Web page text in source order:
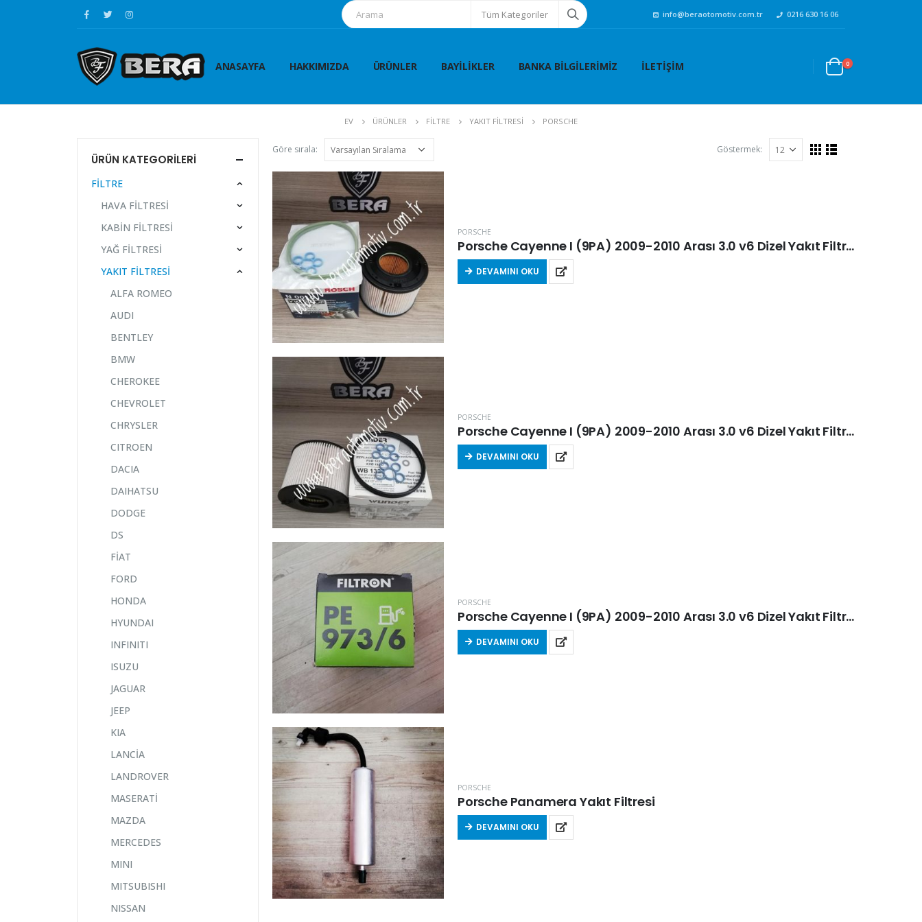
Tüm Kategoriler info@beraotomotiv.com.tr 0216 630 16 06
ANASAYFA HAKKIMIZDA ÜRÜNLER BAYILIKLER BANKA BILGILERIMIZ İLETIŞIM 0
EV ÜRÜNLER FİLTRE YAKIT FİLTRESİ PORSCHE
Göre sırala: Göstermek:
PORSCHE
Porsche Cayenne I (9PA) 2009-2010 Arası 3.0 v6 Dizel Yakıt Filtresi
DEVAMINI OKU
PORSCHE
Porsche Cayenne I (9PA) 2009-2010 Arası 3.0 v6 Dizel Yakıt Filtresi
DEVAMINI OKU
PORSCHE
Porsche Cayenne I (9PA) 2009-2010 Arası 3.0 v6 Dizel Yakıt Filtresi
DEVAMINI OKU
PORSCHE
Porsche Panamera Yakıt Filtresi
DEVAMINI OKU
ÜRÜN KATEGORILERI
FİLTRE
HAVA FİLTRESİ
KABİN FİLTRESİ
YAĞ FİLTRESİ
YAKIT FİLTRESİ
ALFA ROMEO
AUDI
BENTLEY
BMW
CHEROKEE
CHEVROLET
CHRYSLER
CITROEN
DACIA
DAIHATSU
DODGE
DS
FİAT
FORD
HONDA
HYUNDAI
INFINITI
ISUZU
JAGUAR
JEEP
KIA
LANCİA
LANDROVER
MASERATİ
MAZDA
MERCEDES
MINI
MITSUBISHI
NISSAN